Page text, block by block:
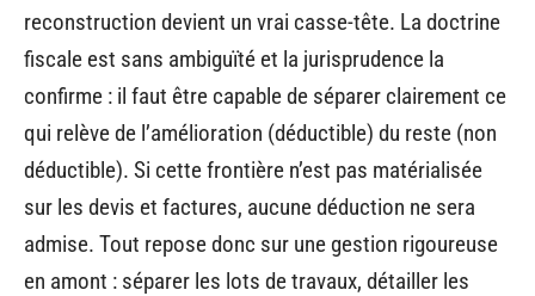
reconstruction devient un vrai casse-tête. La doctrine
fiscale est sans ambiguïté et la jurisprudence la
confirme : il faut être capable de séparer clairement ce
qui relève de l’amélioration (déductible) du reste (non
déductible). Si cette frontière n’est pas matérialisée
sur les devis et factures, aucune déduction ne sera
admise. Tout repose donc sur une gestion rigoureuse
en amont : séparer les lots de travaux, détailler les